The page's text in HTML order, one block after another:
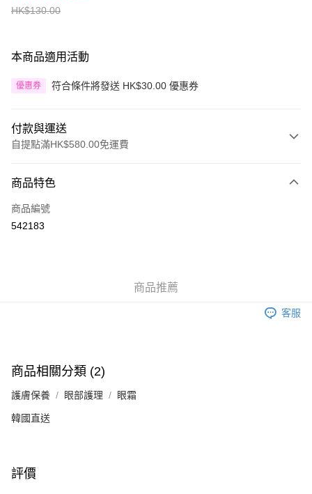
HK$130.00
本商品適用活動
優惠券 符合條件將發送 HK$30.00 優惠券
付款與運送
自提點滿HK$580.00免運費
信用卡
Apple Pay
相關說明
銀行匯款 請將存款存到以下銀行帳戶，並於存款單據寫上訂單編號後電郵至
eshop@colourmix-cosmetics.com** **我們不會處理沒有提供存款單據的訂
送貨方式
付款後順豐自助櫃取貨
付款後順豐站及營業點取貨
商品特色
商品編號
542183
商品推薦
客服
商品相關分類 (2)
護膚保養 眼部護理 眼霜
韓國直送
評價